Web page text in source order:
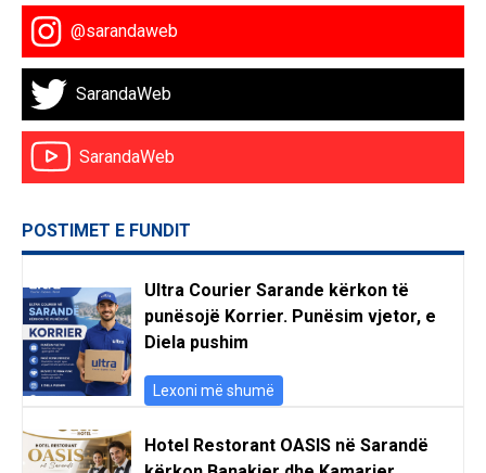
@sarandaweb
SarandaWeb
SarandaWeb
POSTIMET E FUNDIT
Ultra Courier Sarande kërkon të
punësojë Korrier. Punësim vjetor, e
Diela pushim
Lexoni më shumë
Hotel Restorant OASIS në Sarandë